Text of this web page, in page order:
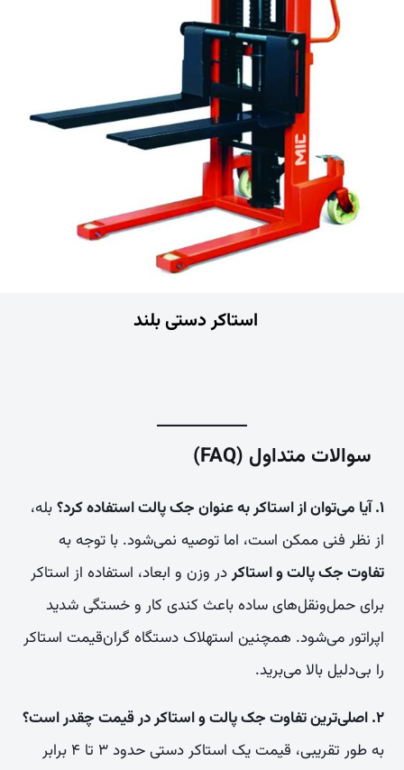
استاکر دستی بلند
سوالات متداول (FAQ)
۱. آیا می‌توان از استاکر به عنوان جک پالت استفاده کرد؟
بله،
از نظر فنی ممکن است، اما توصیه نمی‌شود. با توجه به
تفاوت جک پالت و استاکردر وزن و ابعاد، استفاده از استاکر
برای حمل‌ونقل‌های ساده باعث کندی کار و خستگی شدید
اپراتور می‌شود. همچنین استهلاک دستگاه گران‌قیمت استاکر
را بی‌دلیل بالا می‌برید.
۲. اصلی‌ترین تفاوت جک پالت و استاکر در قیمت چقدر است؟
به طور تقریبی، قیمت یک استاکر دستی حدود ۳ تا ۴ برابر